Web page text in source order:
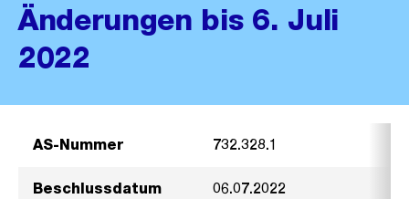
Änderungen bis 6. Juli
2022
AS-Nummer 732.328.1
Beschlussdatum 06.07.2022